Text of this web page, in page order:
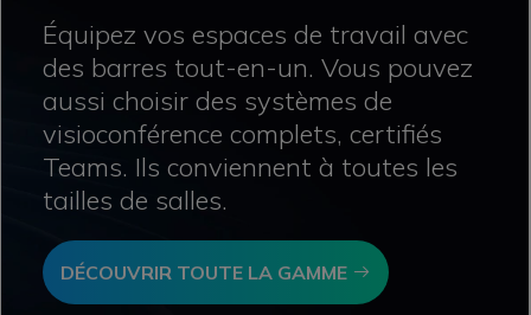
Équipez vos espaces de travail avec
des barres tout-en-un. Vous pouvez
aussi choisir des systèmes de
visioconférence complets, certifiés
Teams. Ils conviennent à toutes les
tailles de salles.
DÉCOUVRIR TOUTE LA GAMME Icon